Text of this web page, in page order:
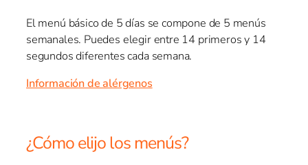
El menú básico de 5 días se compone de 5 menús
semanales. Puedes elegir entre 14 primeros y 14
segundos diferentes cada semana.
Información de alérgenos
¿Cómo elijo los menús?